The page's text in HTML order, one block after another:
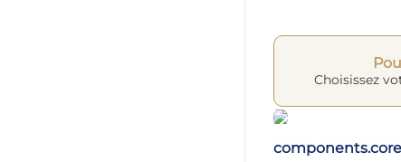
Choisissez